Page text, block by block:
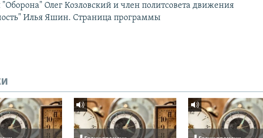
Олег Козловский и член политсовета движения
Илья Яшин. Страница программы